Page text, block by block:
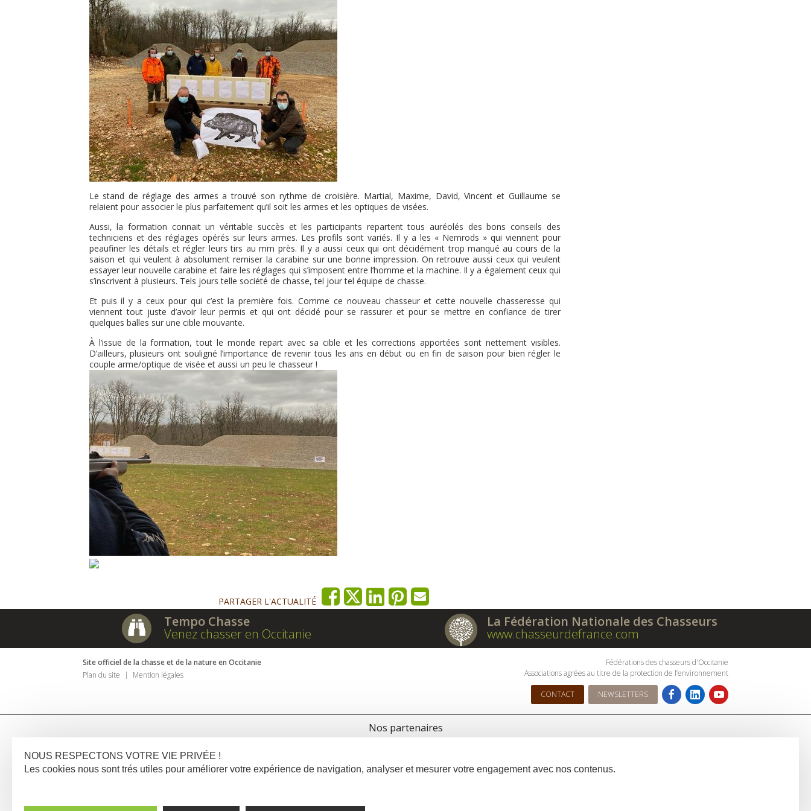
Le stand de réglage des armes a trouvé son rythme de croisière. Martial, Maxime, David, Vincent et Guillaume se
relaient pour associer le plus parfaitement qu’il soit les armes et les optiques de visées.
Aussi, la formation connait un véritable succès et les participants repartent tous auréolés des bons conseils des
techniciens et des réglages opérés sur leurs armes. Les profils sont variés. Il y a les « Nemrods » qui viennent pour
peaufiner les détails et régler leurs tirs au mm près. Il y a aussi ceux qui ont décidément trop manqué au cours de la
saison et qui veulent à absolument remiser la carabine sur une bonne impression. On retrouve aussi ceux qui veulent
essayer leur nouvelle carabine et faire les réglages qui s’imposent entre l’homme et la machine. Il y a également ceux qui
s’inscrivent à plusieurs. Tels jours telle société de chasse, tel jour tel équipe de chasse.
Et puis il y a ceux pour qui c’est la première fois. Comme ce nouveau chasseur et cette nouvelle chasseresse qui
viennent tout juste d’avoir leur permis et qui ont décidé pour se rassurer et pour se mettre en confiance de tirer
quelques balles sur une cible mouvante.
À l’issue de la formation, tout le monde repart avec sa cible et les corrections apportées sont nettement visibles.
D’ailleurs, plusieurs ont souligné l’importance de revenir tous les ans en début ou en fin de saison pour bien régler le
couple arme/optique de visée et aussi un peu le chasseur !
PARTAGER L'ACTUALITÉ
Tempo Chasse
Venez chasser en Occitanie
La Fédération Nationale des Chasseurs
www.chasseurdefrance.com
Site officiel de la chasse et de la nature en Occitanie
Plan du site
Mention légales
Fédérations des chasseurs d'Occitanie
Associations agrées au titre de la protection de l’environnement
CONTACT NEWSLETTERS
Nos partenaires
NOUS RESPECTONS VOTRE VIE PRIVÉE !
Les cookies nous sont trés utiles pour améliorer votre expérience de navigation, analyser et mesurer votre engagement avec nos contenus.